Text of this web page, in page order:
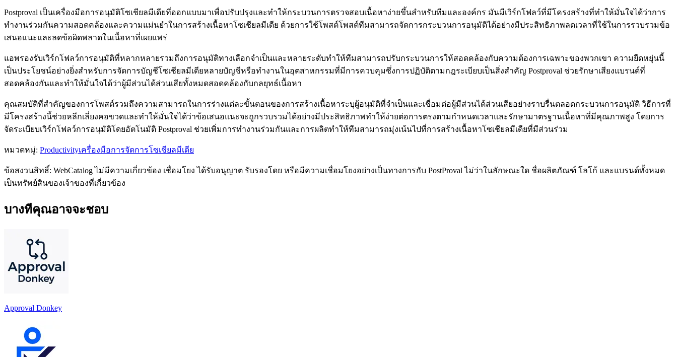
Postproval เป็นเครื่องมือการอนุมัติโซเชียลมีเดียที่ออกแบบมาเพื่อปรับปรุงและทำให้กระบวนการตรวจสอบเนื้อหาง่ายขึ้นสำหรับทีมและองค์กร มันมีเวิร์กโฟลว์ที่มีโครงสร้างที่ทำให้มั่นใจได้ว่าการ
ทำงานร่วมกันความสอดคล้องและความแม่นยำในการสร้างเนื้อหาโซเชียลมีเดีย ด้วยการใช้โพสต์โพสต์ทีมสามารถจัดการกระบวนการอนุมัติได้อย่างมีประสิทธิภาพลดเวลาที่ใช้ในการรวบรวมข้อ
เสนอแนะและลดข้อผิดพลาดในเนื้อหาที่เผยแพร่
แอพรองรับเวิร์กโฟลว์การอนุมัติที่หลากหลายรวมถึงการอนุมัติทางเลือกจำเป็นและหลายระดับทำให้ทีมสามารถปรับกระบวนการให้สอดคล้องกับความต้องการเฉพาะของพวกเขา ความยืดหยุ่นนี้
เป็นประโยชน์อย่างยิ่งสำหรับการจัดการบัญชีโซเชียลมีเดียหลายบัญชีหรือทำงานในอุตสาหกรรมที่มีการควบคุมซึ่งการปฏิบัติตามกฎระเบียบเป็นสิ่งสำคัญ Postproval ช่วยรักษาเสียงแบรนด์ที่
สอดคล้องกันและทำให้มั่นใจได้ว่าผู้มีส่วนได้ส่วนเสียทั้งหมดสอดคล้องกับกลยุทธ์เนื้อหา
คุณสมบัติที่สำคัญของการโพสต์รวมถึงความสามารถในการร่างแต่ละขั้นตอนของการสร้างเนื้อหาระบุผู้อนุมัติที่จำเป็นและเชื่อมต่อผู้มีส่วนได้ส่วนเสียอย่างราบรื่นตลอดกระบวนการอนุมัติ วิธีการที่
มีโครงสร้างนี้ช่วยหลีกเลี่ยงคอขวดและทำให้มั่นใจได้ว่าข้อเสนอแนะจะถูกรวบรวมได้อย่างมีประสิทธิภาพทำให้ง่ายต่อการตรงตามกำหนดเวลาและรักษามาตรฐานเนื้อหาที่มีคุณภาพสูง โดยการ
จัดระเบียบเวิร์กโฟลว์การอนุมัติโดยอัตโนมัติ Postproval ช่วยเพิ่มการทำงานร่วมกันและการผลิตทำให้ทีมสามารถมุ่งเน้นไปที่การสร้างเนื้อหาโซเชียลมีเดียที่มีส่วนร่วม
หมวดหมู่: Productivityเครื่องมือการจัดการโซเชียลมีเดีย
ข้อสงวนสิทธิ์: WebCatalog ไม่มีความเกี่ยวข้อง เชื่อมโยง ได้รับอนุญาต รับรองโดย หรือมีความเชื่อมโยงอย่างเป็นทางการกับ PostProval ไม่ว่าในลักษณะใด ชื่อผลิตภัณฑ์ โลโก้ และแบรนด์ทั้งหมด
เป็นทรัพย์สินของเจ้าของที่เกี่ยวข้อง
บางทีคุณอาจจะชอบ
Approval Donkey